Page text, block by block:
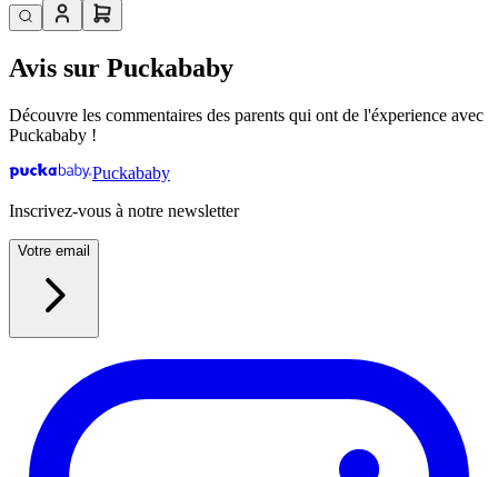
Avis sur Puckababy
Découvre les commentaires des parents qui ont de l'éxperience avec
Puckababy !
Puckababy
Inscrivez-vous à notre newsletter
Votre email